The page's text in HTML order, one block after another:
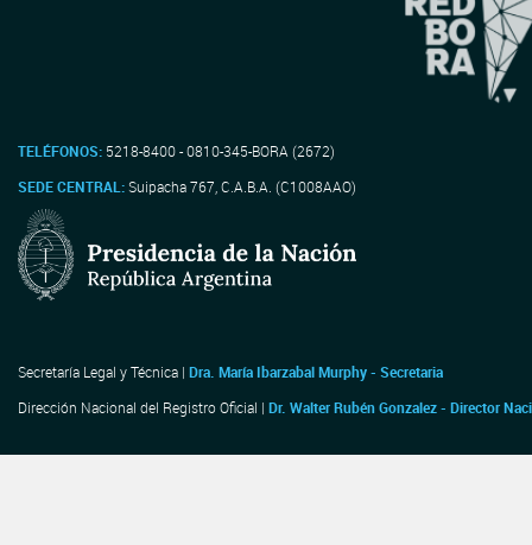
TELÉFONOS: 5218-8400 - 0810-345-BORA (2672)
SEDE CENTRAL:Suipacha 767, C.A.B.A. (C1008AAO)
Secretaría Legal y Técnica | Dra. María Ibarzabal Murphy - Secretaria
Dirección Nacional del Registro Oficial | Dr. Walter Rubén Gonzalez - Director